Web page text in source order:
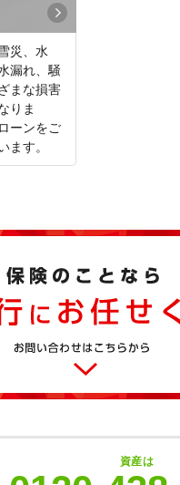
災、水
漏れ、騒
まな損害
りま
ーンをご
ます。
資産は